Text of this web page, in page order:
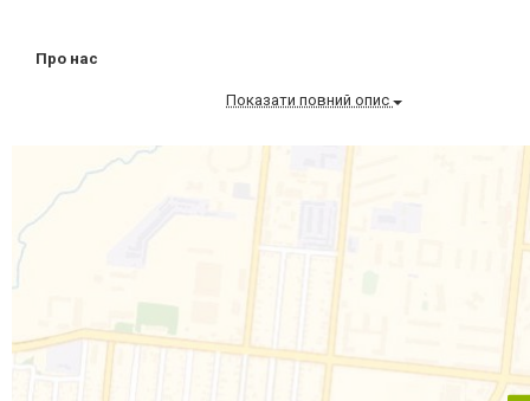
Про нас
Показати повний опис